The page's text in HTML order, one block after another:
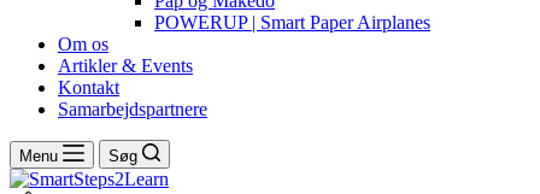
POWERUP | Smart Paper Airplanes
Om os
Artikler & Events
Kontakt
Samarbejdspartnere
Menu Søg